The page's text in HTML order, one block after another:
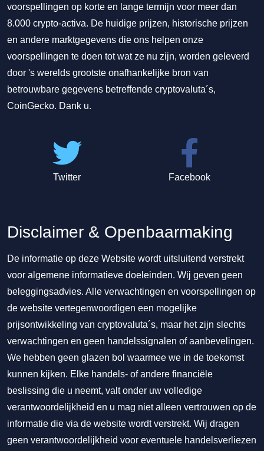
voorspellingen op korte en lange termijn voor meer dan
8.000 crypto-activa. De huidige prijzen, historische prijzen
en andere marktgegevens die ons helpen onze
voorspellingen te doen tot wat ze nu zijn, worden geleverd
door 's werelds grootste onafhankelijke bron van
betrouwbare gegevens betreffende cryptovaluta´s,
CoinGecko. Dank u.
Twitter Facebook
Disclaimer & Openbaarmaking
De informatie op deze Website wordt uitsluitend verstrekt
voor algemene informatieve doeleinden. Wij geven geen
beleggingsadvies. Alle verwachtingen en voorspellingen op
de website vertegenwoordigen een mogelijke
prijsontwikkeling van cryptovaluta´s, maar het zijn slechts
verwachtingen en geen handelssignalen of aanbevelingen.
We hebben geen glazen bol waarmee we in de toekomst
kunnen kijken. Elke handels- of andere financiële
beslissing die u neemt, valt onder uw volledige
verantwoordelijkheid en u mag niet alleen vertrouwen op de
informatie die via de website wordt verstrekt. Wij dragen
geen verantwoordelijkheid voor eventuele handelsverliezen